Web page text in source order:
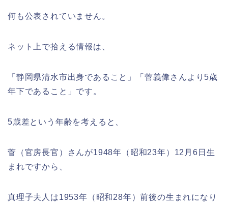
何も公表されていません。
ネット上で拾える情報は、
「静岡県清水市出身であること」「菅義偉さんより5歳
年下であること」です。
5歳差という年齢を考えると、
菅（官房長官）さんが1948年（昭和23年）12月6日生
まれですから、
真理子夫人は1953年（昭和28年）前後の生まれになり